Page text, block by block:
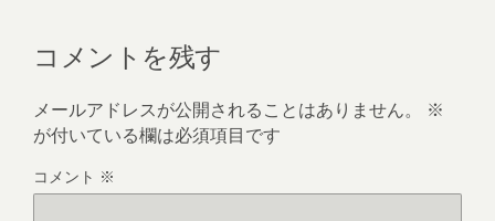
コメントを残す
メールアドレスが公開されることはありません。
※
が付いている欄は必須項目です
コメント ※